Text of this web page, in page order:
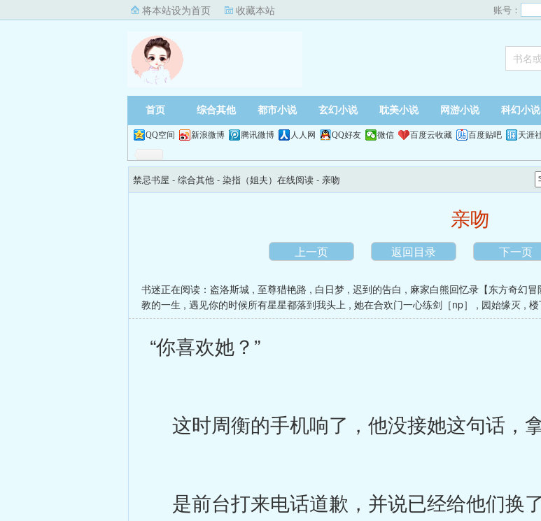
将本站设为首页 收藏本站 账号：
首页 综合其他 都市小说 玄幻小说 耽美小说 网游小说 科幻小说
QQ空间 新浪微博 腾讯微博 人人网 QQ好友 微信 百度云收藏 百度贴吧 天涯
禁忌书屋 - 综合其他 - 染指（姐夫）在线阅读 - 亲吻
亲吻
上一页 返回目录 下一页
书迷正在阅读： 盗洛斯城 , 至尊猎艳路 , 白日梦 , 迟到的告白 , 麻家白熊回忆录【东方奇幻冒
教的一生 , 遇见你的时候所有星星都落到我头上 , 她在合欢门一心练剑［np］ , 园始缘灭 ,
“你喜欢她？”
这时周衡的手机响了，他没接她这句话，拿
是前台打来电话道歉，并说已经给他们换